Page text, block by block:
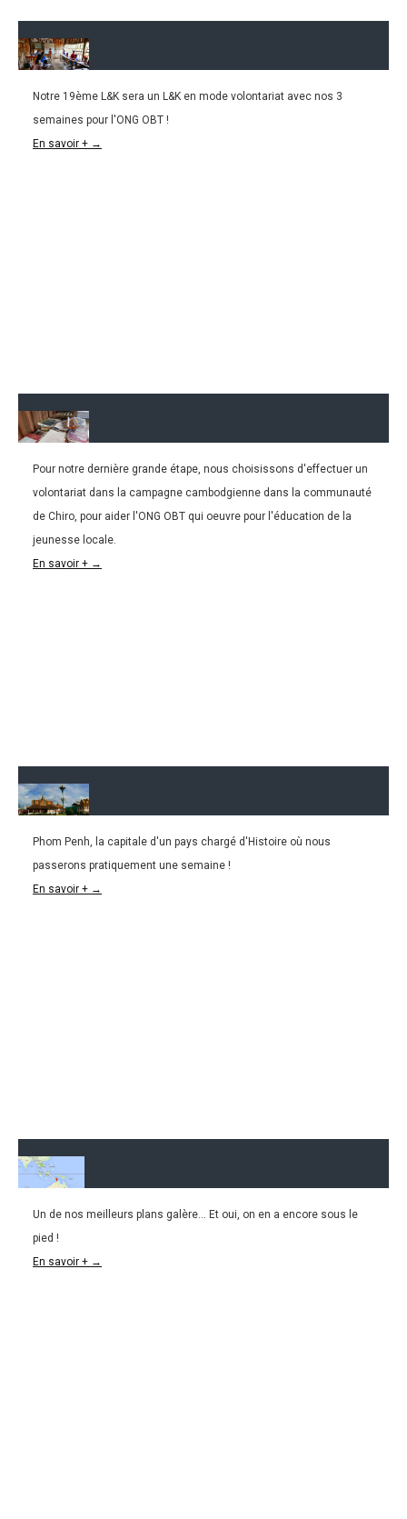
10.07.2016
Notre 19ème L&K sera un L&K en mode volontariat avec nos 3
semaines pour l'ONG OBT !
En savoir + →
10.07.2016
Pour notre dernière grande étape, nous choisissons d'effectuer un
volontariat dans la campagne cambodgienne dans la communauté
de Chiro, pour aider l'ONG OBT qui oeuvre pour l'éducation de la
jeunesse locale.
En savoir + →
08.07.2016
Phom Penh, la capitale d'un pays chargé d'Histoire où nous
passerons pratiquement une semaine !
En savoir + →
08.07.2016
Un de nos meilleurs plans galère... Et oui, on en a encore sous le
pied !
En savoir + →